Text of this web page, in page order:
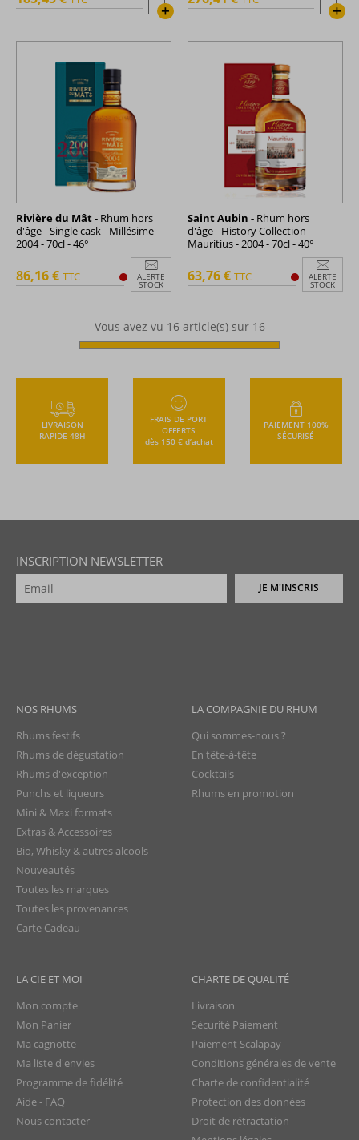
+ +
Rivière du Mât - Rhum hors
d'âge - Single cask - Millésime
2004 - 70cl - 46°
ALERTE
STOCK
86,16 € TTC
Saint Aubin - Rhum hors
d'âge - History Collection -
Mauritius - 2004 - 70cl - 40°
ALERTE
STOCK
63,76 € TTC
Vous avez vu 16article(s) sur 16
LIVRAISON
RAPIDE 48H
FRAIS DE PORT
OFFERTS
dès 150 € d’achat
PAIEMENT 100%
SÉCURISÉ
INSCRIPTION NEWSLETTER
JE M'INSCRIS
NOS RHUMS
Rhums festifs
Rhums de dégustation
Rhums d'exception
Punchs et liqueurs
Mini & Maxi formats
Extras & Accessoires
Bio, Whisky & autres alcools
Nouveautés
Toutes les marques
Toutes les provenances
Carte Cadeau
LA COMPAGNIE DU RHUM
Qui sommes-nous ?
En tête-à-tête
Cocktails
Rhums en promotion
LA CIE ET MOI
Mon compte
Mon Panier
Ma cagnotte
Ma liste d'envies
Programme de fidélité
Aide - FAQ
Nous contacter
CHARTE DE QUALITÉ
Livraison
Sécurité Paiement
Paiement Scalapay
Conditions générales de vente
Charte de confidentialité
Protection des données
Droit de rétractation